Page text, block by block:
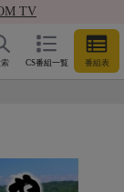
TV
CS番組一覧 番組表